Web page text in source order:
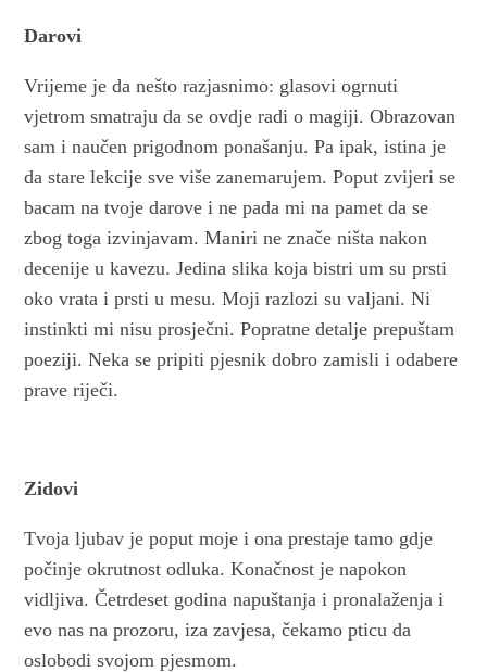
Darovi
Vrijeme je da nešto razjasnimo: glasovi ogrnuti
vjetrom smatraju da se ovdje radi o magiji. Obrazovan
sam i naučen prigodnom ponašanju. Pa ipak, istina je
da stare lekcije sve više zanemarujem. Poput zvijeri se
bacam na tvoje darove i ne pada mi na pamet da se
zbog toga izvinjavam. Maniri ne znače ništa nakon
decenije u kavezu. Jedina slika koja bistri um su prsti
oko vrata i prsti u mesu. Moji razlozi su valjani. Ni
instinkti mi nisu prosječni. Popratne detalje prepuštam
poeziji. Neka se pripiti pjesnik dobro zamisli i odabere
prave riječi.
Zidovi
Tvoja ljubav je poput moje i ona prestaje tamo gdje
počinje okrutnost odluka. Konačnost je napokon
vidljiva. Četrdeset godina napuštanja i pronalaženja i
evo nas na prozoru, iza zavjesa, čekamo pticu da
oslobodi svojom pjesmom.